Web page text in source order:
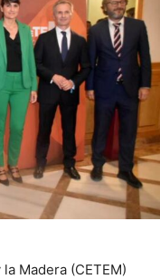
Madera (CETEM)